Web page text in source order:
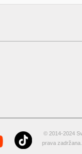
© 2014-2024
prava zadržana.